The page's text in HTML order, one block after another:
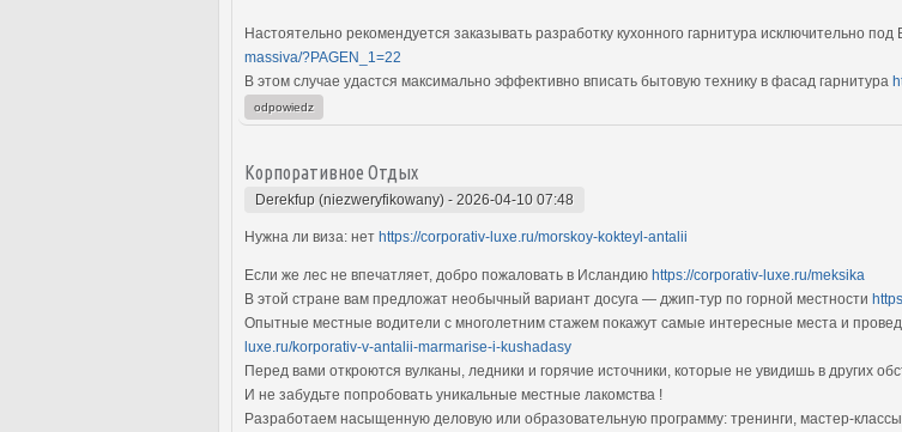
Настоятельно рекомендуется заказывать разработку кухонного гарнитура исключительно
massiva/?PAGEN_1=22
В этом случае удастся максимально эффективно вписать бытовую технику в фасад гарнитура
odpowiedz
Корпоративное Отдых
Derekfup (niezweryfikowany) - 2026-04-10 07:48
Нужна ли виза: нет https://corporativ-luxe.ru/morskoy-kokteyl-antalii
Если же лес не впечатляет, добро пожаловать в Исландию https://corporativ-luxe.ru/meksika
В этой стране вам предложат необычный вариант досуга — джип-тур по горной местности
Опытные местные водители с многолетним стажем покажут самые интересные места и
luxe.ru/korporativ-v-antalii-marmarise-i-kushadasy
Перед вами откроются вулканы, ледники и горячие источники, которые не увидишь в других
И не забудьте попробовать уникальные местные лакомства !
Разработаем насыщенную деловую или образовательную программу: тренинги, мастер-